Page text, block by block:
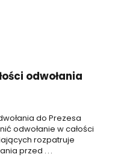
odwołania
do Prezesa
odwołanie w całości
rozpatruje
przed